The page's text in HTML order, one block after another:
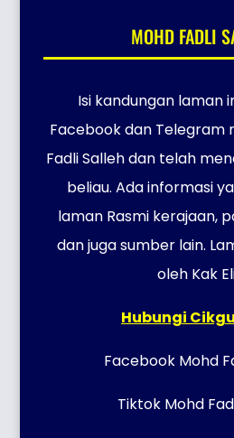
MOHD FADLI
Isi kandungan laman
Facebook dan Telegram
Fadli Salleh dan telah
beliau. Ada informasi
laman Rasmi kerajaan,
dan juga sumber lain.
oleh Kak
Hubungi
Facebook Mohd
Tiktok Mohd